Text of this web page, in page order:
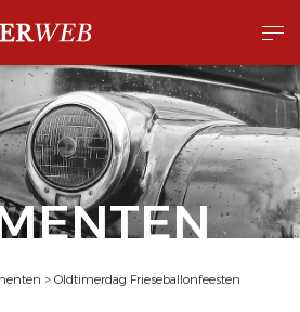
> Oldtimerdag Frieseballonfeesten